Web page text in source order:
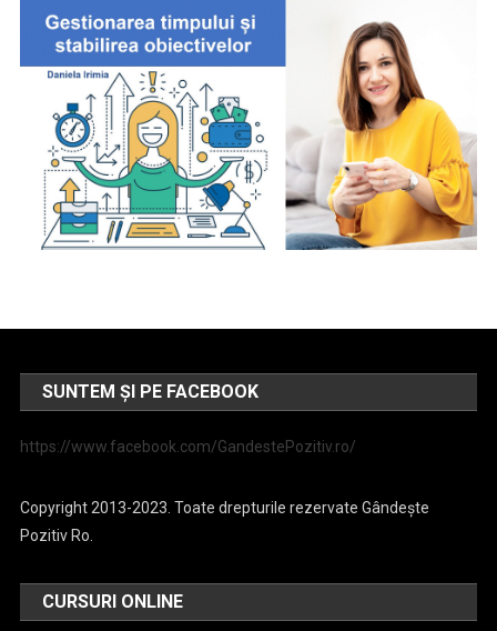
SUNTEM ȘI PE FACEBOOK
https://www.facebook.com/GandestePozitiv.ro/
Copyright 2013-2023. Toate drepturile rezervate Gândește
Pozitiv Ro.
CURSURI ONLINE